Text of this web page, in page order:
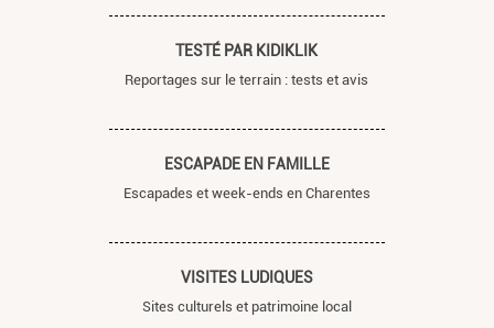
TESTÉ PAR KIDIKLIK
Reportages sur le terrain : tests et avis
ESCAPADE EN FAMILLE
Escapades et week-ends en Charentes
VISITES LUDIQUES
Sites culturels et patrimoine local